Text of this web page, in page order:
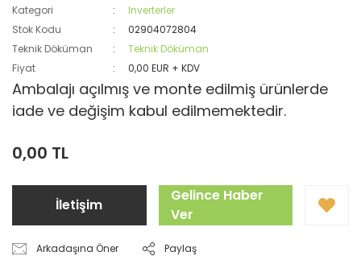
Kategori
Inverterler
Stok Kodu
02904072804
Teknik Döküman
Teknik Döküman
Fiyat
0,00 EUR + KDV
Ambalajı açılmış ve monte edilmiş ürünlerde
iade ve değişim kabul edilmemektedir.
0,00 TL
İletişim
Gelince Haber
Ver
Arkadaşına Öner Paylaş